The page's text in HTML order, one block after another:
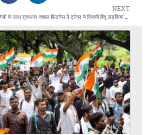
तेजी के साथ शुरुआत
NEXT
वशाल फिटनेस में ट्रेनर ने कितनी हिंदू लड़कियां टारगेट की, पुलिस ने नहीं की पूछताछ